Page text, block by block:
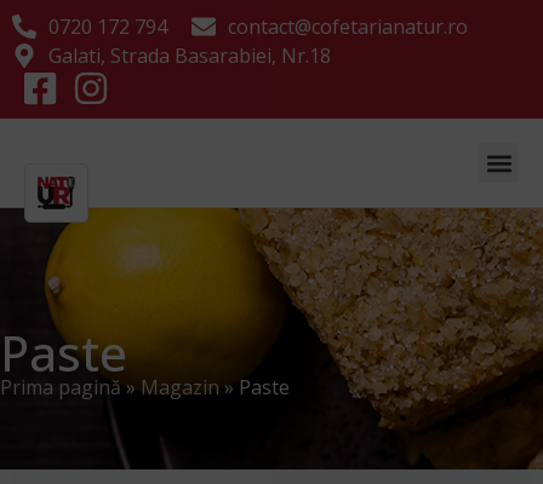
0720 172 794
contact@cofetarianatur.ro
Galati, Strada Basarabiei, Nr.18
Paste
Prima pagină »Magazin » Paste